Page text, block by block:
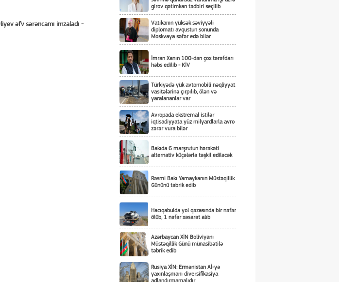
əfv sərəncamı imzaladı -
girov qətimkan tədbiri seçilib
Vatikanın yüksək səviyyəli
diplomatı avqustun sonunda
Moskvaya səfər edə bilər
İmran Xanın 100-dən çox tərəfdarı
həbs edilib - KİV
Türkiyədə yük avtomobili nəqliyyat
vasitələrinə çırpılıb, ölən və
yaralananlar var
Avropada ekstremal istilər
iqtisadiyyata yüz milyardlarla avro
zərər vura bilər
Bakıda 6 marşrutun hərəkəti
alternativ küçələrlə təşkil ediləcək
Rəsmi Bakı Yamaykanın Müstəqillik
Gününü təbrik edib
Hacıqabulda yol qəzasında bir nəfər
ölüb, 1 nəfər xəsarət alıb
Azərbaycan XİN Boliviyanı
Müstəqillik Günü münasibətilə
təbrik edib
Rusiya XİN: Ermənistan Aİ-yə
yaxınlaşmanı diversifikasiya